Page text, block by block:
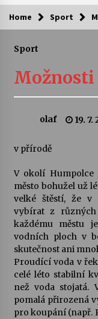
Kam za
4.
Home Sport
Sport
olaf 19. 7.
v přírodě
V okolí
město bohužel už
velké štěstí, že v
vybírat z
každému městu
vodních ploch v
skutečnost ani
Proudící voda v
celé léto stabilní
než voda stojatá.
pomalá přirozená
pro koupání (např.